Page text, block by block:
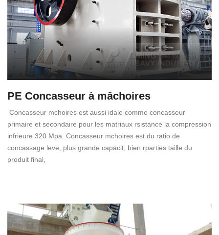
PE Concasseur à mâchoires
Concasseur mchoires est aussi idale comme concasseur
primaire et secondaire pour les matriaux rsistance la compression
infrieure 320 Mpa. Concasseur mchoires est du ratio de
concassage leve, plus grande capacit, bien rparties taille du
produit final,